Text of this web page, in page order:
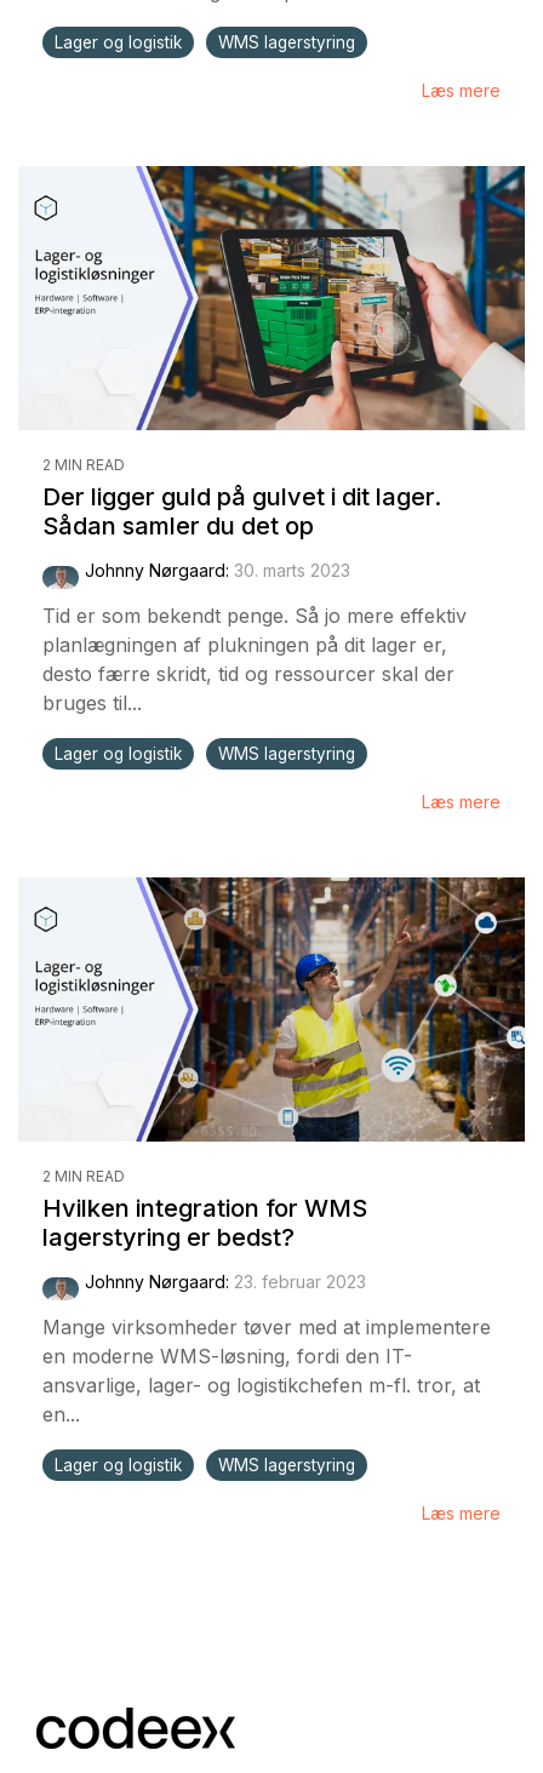
Lager og logistik WMS lagerstyring
Læs mere
2 MIN READ
Der ligger guld på gulvet i dit lager.
Sådan samler du det op
Johnny Nørgaard: 30. marts 2023
Tid er som bekendt penge. Så jo mere effektiv
planlægningen af plukningen på dit lager er,
desto færre skridt, tid og ressourcer skal der
bruges til...
Lager og logistik WMS lagerstyring
Læs mere
2 MIN READ
Hvilken integration for WMS
lagerstyring er bedst?
Johnny Nørgaard: 23. februar 2023
Mange virksomheder tøver med at implementere
en moderne WMS-løsning, fordi den IT-
ansvarlige, lager- og logistikchefen m-fl. tror, at
en...
Lager og logistik WMS lagerstyring
Læs mere